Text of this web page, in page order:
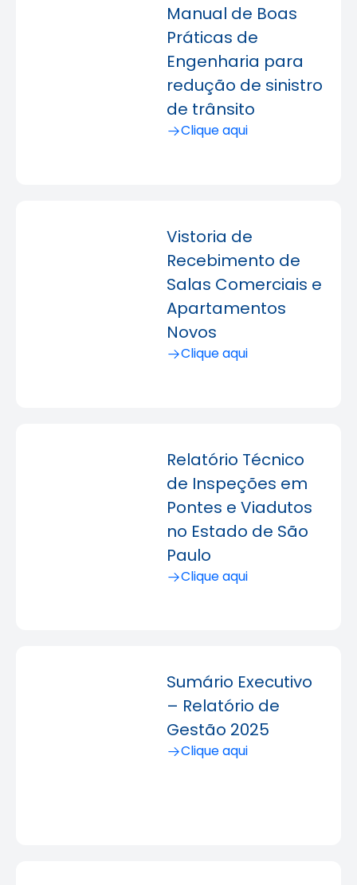
Manual de Boas
Práticas de
Engenharia para
redução de sinistro
de trânsito
Clique aqui
Vistoria de
Recebimento de
Salas Comerciais e
Apartamentos
Novos
Clique aqui
Relatório Técnico
de Inspeções em
Pontes e Viadutos
no Estado de São
Paulo
Clique aqui
Sumário Executivo
– Relatório de
Gestão 2025
Clique aqui